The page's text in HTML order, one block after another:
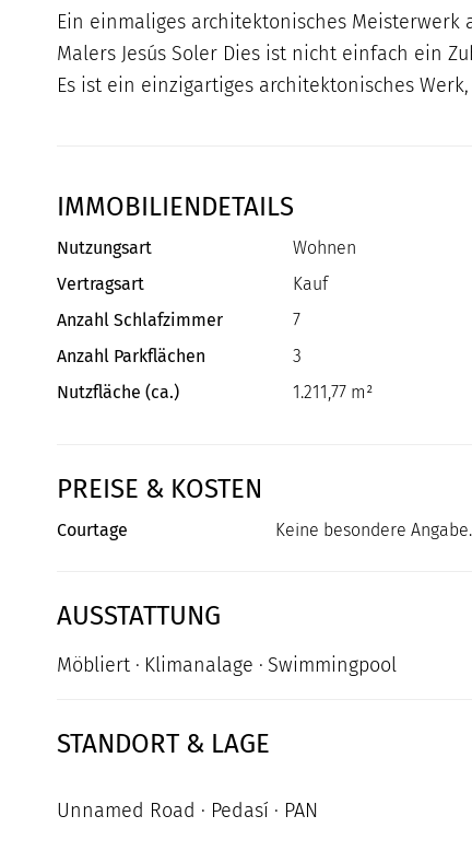
Ein einmaliges architektonisches
Malers Jesús Soler Dies ist nicht einfach ein
Es ist ein einzigartiges architektonisches Werk,
IMMOBILIENDETAILS
Nutzungsart Wohnen
Vertragsart
Kauf
Anzahl Schlafzimmer
7
Anzahl Parkflächen
3
Nutzfläche (ca.)
1.211,77 m²
PREISE & KOSTEN
Courtage Keine besondere Angabe.
AUSSTATTUNG
Möbliert Klimanalage Swimmingpool
STANDORT & LAGE
Unnamed Road · Pedasí · PAN